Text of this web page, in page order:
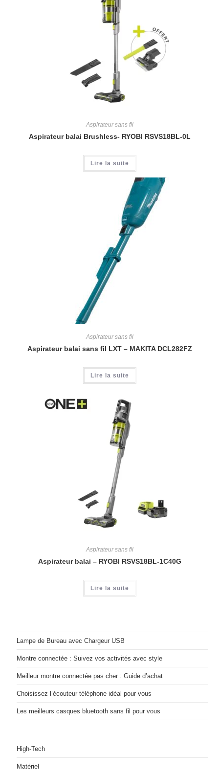
Aspirateur sans fil
Aspirateur balai Brushless- RYOBI RSVS18BL-0L
Lire la suite
Aspirateur sans fil
Aspirateur balai sans fil LXT – MAKITA DCL282FZ
Lire la suite
Aspirateur sans fil
Aspirateur balai – RYOBI RSVS18BL-1C40G
Lire la suite
Lampe de Bureau avec Chargeur USB
Montre connectée : Suivez vos activités avec style
Meilleur montre connectée pas cher : Guide d’achat
Choisissez l’écouteur téléphone idéal pour vous
Les meilleurs casques bluetooth sans fil pour vous
High-Tech
Matériel